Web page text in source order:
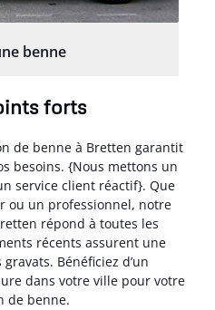
benne
forts
de benne à Bretten garantit
besoins. {Nous mettons un
service client réactif}. Que
ou un professionnel, notre
répond à toutes les
récents assurent une
Bénéficiez d’un
dans votre ville pour votre
de benne.